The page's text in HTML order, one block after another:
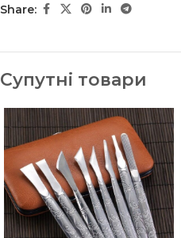
Share:
Супутні товари